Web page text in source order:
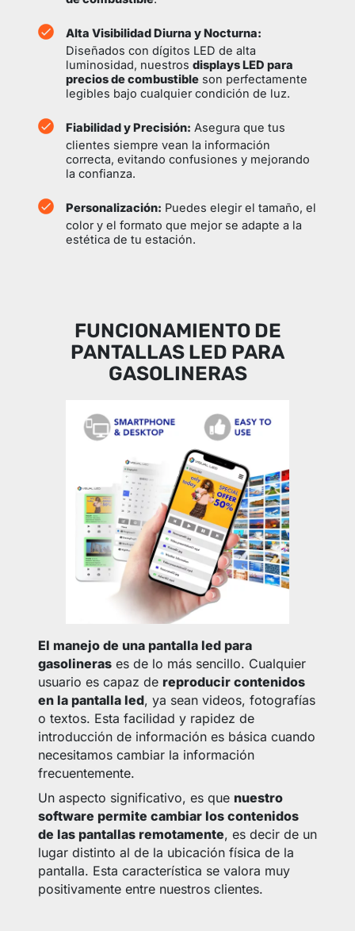
Alta Visibilidad Diurna y Nocturna:
Diseñados con dígitos LED de alta
luminosidad, nuestros displays LED para
precios de combustibleson perfectamente
legibles bajo cualquier condición de luz.
Fiabilidad y Precisión: Asegura que tus
clientes siempre vean la información
correcta, evitando confusiones y mejorando
la confianza.
Personalización: Puedes elegir el tamaño, el
color y el formato que mejor se adapte a la
estética de tu estación.
FUNCIONAMIENTO DE
PANTALLAS LED PARA
GASOLINERAS
El manejo de una pantalla led para
gasolineras es de lo más sencillo. Cualquier
usuario es capaz de reproducir contenidos
en la pantalla led, ya sean videos, fotografías
o textos. Esta facilidad y rapidez de
introducción de información es básica cuando
necesitamos cambiar la información
frecuentemente.
Un aspecto significativo, es que nuestro
software permite cambiar los contenidos
de las pantallas remotamente, es decir de un
lugar distinto al de la ubicación física de la
pantalla. Esta característica se valora muy
positivamente entre nuestros clientes.